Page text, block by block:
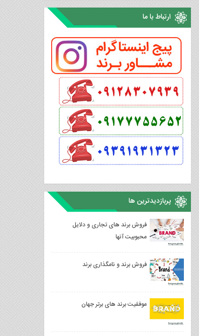
ارتباط با ما
پربازدیدترین ها
فروش برند های تجاری و دلایل
محبوبیت آنها
فروش برند و نامگذاری برند
موفقیت برند های برتر جهان